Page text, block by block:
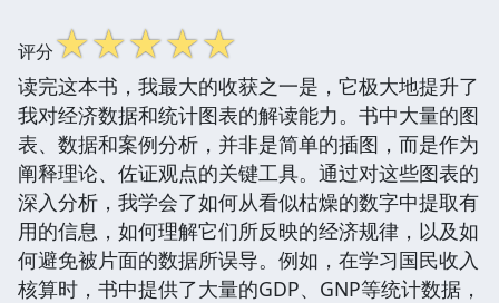
评分☆☆☆☆☆
读完这本书，我最大的收获之一是，它极大地提升了
我对经济数据和统计图表的解读能力。书中大量的图
表、数据和案例分析，并非是简单的插图，而是作为
阐释理论、佐证观点的关键工具。通过对这些图表的
深入分析，我学会了如何从看似枯燥的数字中提取有
用的信息，如何理解它们所反映的经济规律，以及如
何避免被片面的数据所误导。例如，在学习国民收入
核算时，书中提供了大量的GDP、GNP等统计数据，